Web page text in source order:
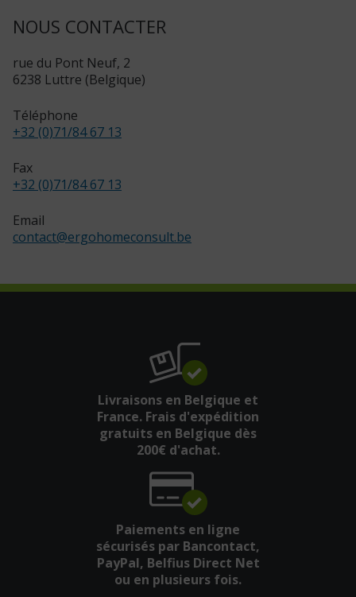
NOUS CONTACTER
rue du Pont Neuf, 2
6238 Luttre (Belgique)
Téléphone
+32 (0)71/84 67 13
Fax
+32 (0)71/84 67 13
Email
contact@ergohomeconsult.be
Livraisons en Belgique et
France. Frais d'expédition
gratuits en Belgique dès
200€ d'achat.
Paiements en ligne
sécurisés par Bancontact,
PayPal, Belfius Direct Net
ou en plusieurs fois.